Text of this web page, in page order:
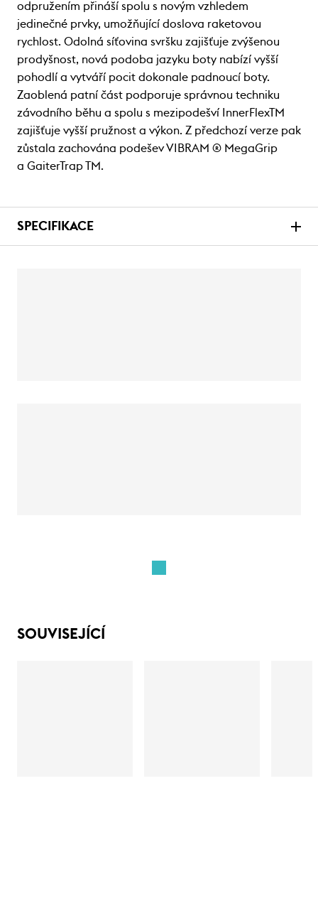
odpružením přináší spolu s novým vzhledem
jedinečné prvky, umožňující doslova raketovou
rychlost. Odolná síťovina svršku zajišťuje zvýšenou
prodyšnost, nová podoba jazyku boty nabízí vyšší
pohodlí a vytváří pocit dokonale padnoucí boty.
Zaoblená patní část podporuje správnou techniku
závodního běhu a spolu s mezipodešví InnerFlexTM
zajišťuje vyšší pružnost a výkon. Z předchozí verze pak
zůstala zachována podešev VIBRAM ® MegaGrip
a GaiterTrap TM.
SPECIFIKACE
SOUVISEJÍCÍ